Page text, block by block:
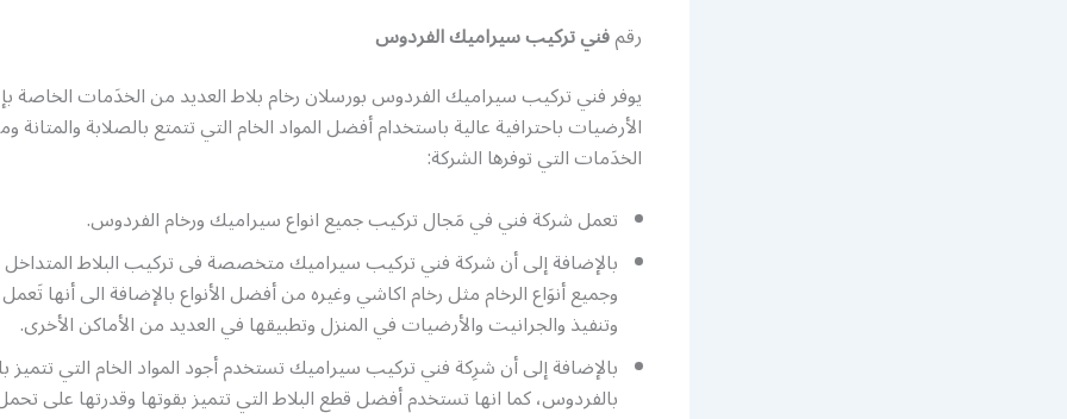
رقمفني تركيب سيراميك الفردوس
يوفر فني تركيب سيراميك الفردوس بورسلان رخام بلاط العديد من الخدَمات الخاصة
الأرضيات باحترافية عالية باستخدام أفضل المواد الخام التي تتمتع بالصلابة والمتانة
الخدَمات التي توفرها الشركة:
تعمل شركة فني في مَجال تركيب جميع انواع سيراميك ورخام الفردوس.
بالإضافة إلى أن شركة فني تركيب سيراميك متخصصة فى تركيب البلاط
وجميع أنوَاع الرخام مثل رخام اكاشي وغيره من أفضل الأنواع بالإضافة الى أنها
وتنفيذ والجرانيت والأرضيات في المنزل وتطبيقها في العديد من الأماكن الأخرى.
بالإضافة إلى أن شرِكة فني تركيب سيراميك تستخدم أجود المواد الخام التي تتميز
بالفردوس، كما انها تستخدم أفضل قطع البلاط التي تتميز بقوتها وقدرتها على